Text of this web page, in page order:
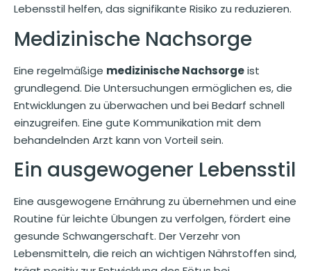
Lebensstil helfen, das signifikante Risiko zu reduzieren.
Medizinische Nachsorge
Eine regelmäßige medizinische Nachsorgeist
grundlegend. Die Untersuchungen ermöglichen es, die
Entwicklungen zu überwachen und bei Bedarf schnell
einzugreifen. Eine gute Kommunikation mit dem
behandelnden Arzt kann von Vorteil sein.
Ein ausgewogener Lebensstil
Eine ausgewogene Ernährung zu übernehmen und eine
Routine für leichte Übungen zu verfolgen, fördert eine
gesunde Schwangerschaft. Der Verzehr von
Lebensmitteln, die reich an wichtigen Nährstoffen sind,